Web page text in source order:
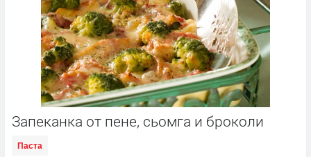
Запеканка от пене, сьомга и броколи
Паста